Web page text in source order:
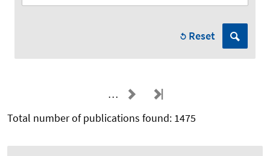
Reset
…
Total number of publications found: 1475